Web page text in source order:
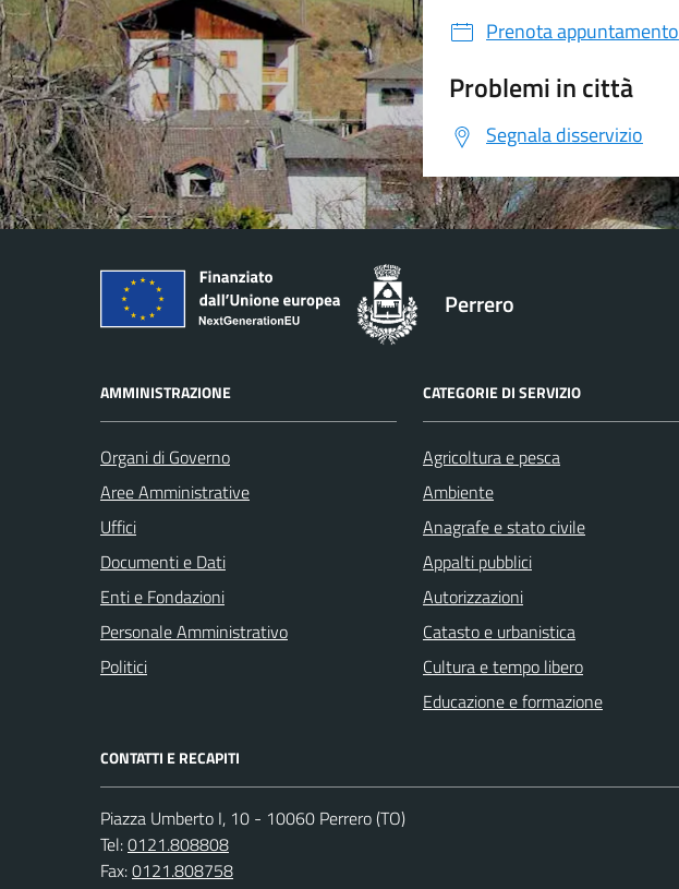
Prenota appuntamento
Problemi in città
Segnala disservizio
Perrero
AMMINISTRAZIONE
Organi di Governo
Aree Amministrative
Uffici
Documenti e Dati
Enti e Fondazioni
Personale Amministrativo
Politici
CATEGORIE DI SERVIZIO
Agricoltura e pesca
Ambiente
Anagrafe e stato civile
Appalti pubblici
Autorizzazioni
Catasto e urbanistica
Cultura e tempo libero
Educazione e formazione
CONTATTI E RECAPITI
Piazza Umberto I, 10 - 10060 Perrero (TO)
Tel:0121.808808
Fax:0121.808758